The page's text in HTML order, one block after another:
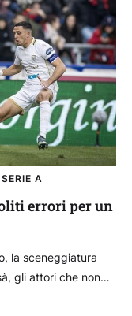
SERIE A
la sceneggiatura
gli attori che non